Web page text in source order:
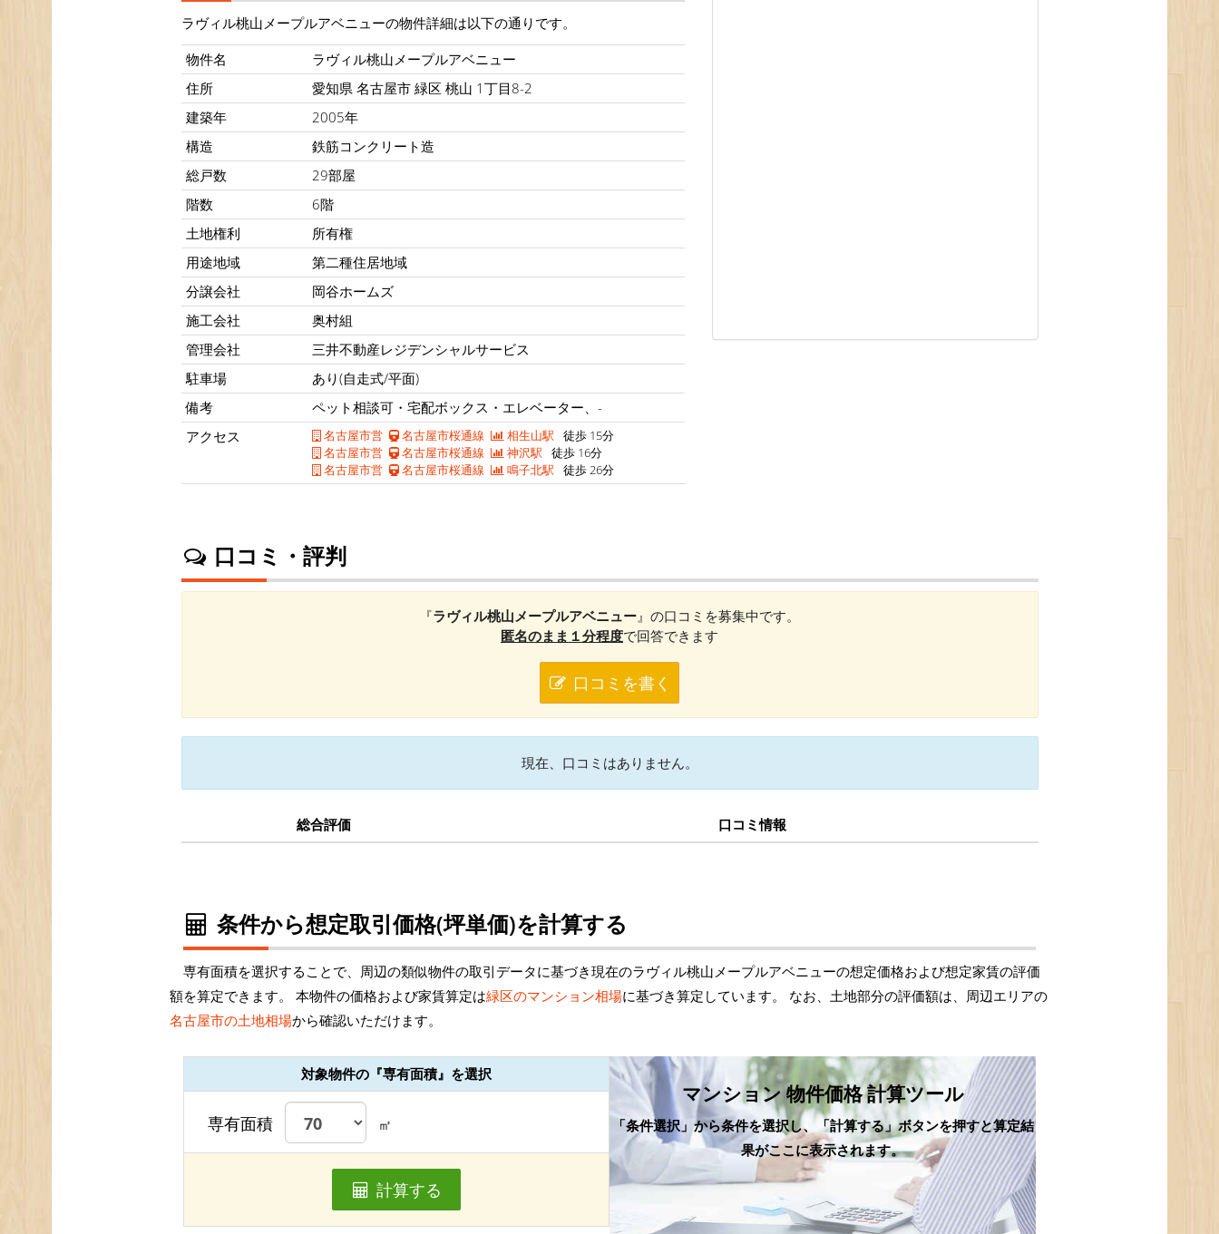
ラヴィル桃山メープルアベニューの物件詳細は以下の通りです。
物件名
ラヴィル桃山メープルアベニュー
住所
愛知県 名古屋市 緑区 桃山 1丁目8-2
建築年
2005年
構造
鉄筋コンクリート造
総戸数
29部屋
階数
6階
土地権利
所有権
用途地域
第二種住居地域
分譲会社
岡谷ホームズ
施工会社
奥村組
管理会社
三井不動産レジデンシャルサービス
駐車場
あり(自走式/平面)
備考
ペット相談可・宅配ボックス・エレベーター、-
アクセス
名古屋市営 名古屋市桜通線 相生山駅 徒歩 15分
名古屋市営
名古屋市桜通線 神沢駅 徒歩 16分
名古屋市営
名古屋市桜通線 鳴子北駅 徒歩 26分
口コミ・評判
『ラヴィル桃山メープルアベニュー』の口コミを募集中です。
匿名のまま１分程度で回答できます
口コミを書く
現在、口コミはありません。
総合評価 口コミ情報
条件から想定取引価格(坪単価)を計算する
専有面積を選択することで、周辺の類似物件の取引データに基づき現在のラヴィル桃山メープルアベニューの想定価格および想定家賃の評価
額を算定できます。 本物件の価格および家賃算定は緑区のマンション相場に基づき算定しています。 なお、土地部分の評価額は、周辺エリアの
名古屋市の土地相場から確認いただけます。
対象物件の『専有面積』を選択
専有面積 ㎡
計算する
マンション 物件価格 計算ツール
「条件選択」から条件を選択し、「計算する」ボタンを押すと算定結
果がここに表示されます。